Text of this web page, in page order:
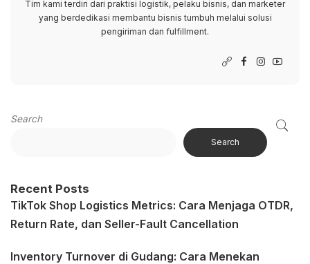
Tim kami terdiri dari praktisi logistik, pelaku bisnis, dan marketer
yang berdedikasi membantu bisnis tumbuh melalui solusi
pengiriman dan fulfillment.
Search
Search
Recent Posts
TikTok Shop Logistics Metrics: Cara Menjaga OTDR,
Return Rate, dan Seller-Fault Cancellation
Inventory Turnover di Gudang: Cara Menekan